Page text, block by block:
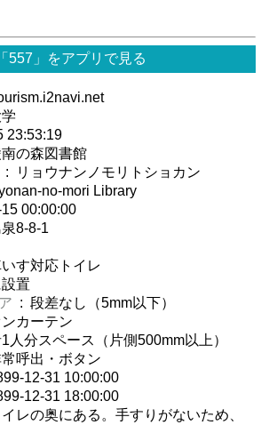
「557」をアプリで見る
23:53:19
の森図書館
: リョウナンノモリトショカン
no-mori Library
00:00:00
8-8-1
す対応トイレ
置
: 段差なし（5mm以下）
カーテン
人分スペース（片側500mm以上）
呼出・ボタン
12-31 10:00:00
12-31 18:00:00
レの奥にある。手すりがないため、